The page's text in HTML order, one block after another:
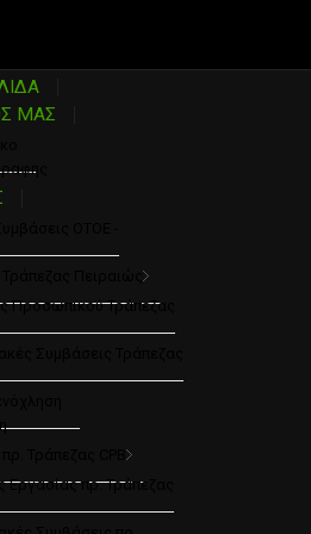
ΜΑΣ
Πειραιώς
Προσωπικού Τράπεζας
Συμβάσεις Τράπεζας
πρ. Τράπεζας CPB
Εργασίας πρ. Τράπεζας